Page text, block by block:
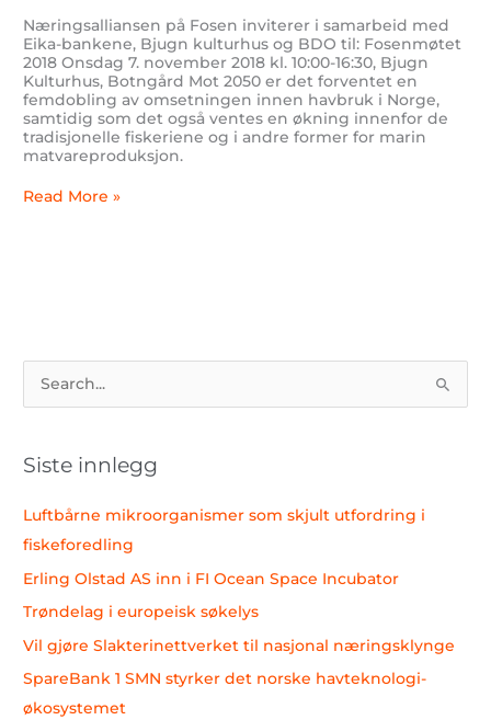
Næringsalliansen på Fosen inviterer i samarbeid med
Eika-bankene, Bjugn kulturhus og BDO til: Fosenmøtet
2018 Onsdag 7. november 2018 kl. 10:00-16:30, Bjugn
Kulturhus, Botngård Mot 2050 er det forventet en
femdobling av omsetningen innen havbruk i Norge,
samtidig som det også ventes en økning innenfor de
tradisjonelle fiskeriene og i andre former for marin
matvareproduksjon.
Read More »
e
t
t
Siste innlegg
Luftbårne mikroorganismer som skjult utfordring i
fiskeforedling
Erling Olstad AS inn i FI Ocean Space Incubator
Trøndelag i europeisk søkelys
Vil gjøre Slakterinettverket til nasjonal næringsklynge
SpareBank 1 SMN styrker det norske havteknologi-
økosystemet